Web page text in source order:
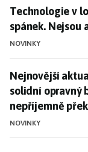
Androidu
Poznámky v
omezení
Technologie v
Technologie v
spánek. Nejsou
NOVINKY
Nejnovější
Nejnovější
solidní opravný
nepříjemně
NOVINKY